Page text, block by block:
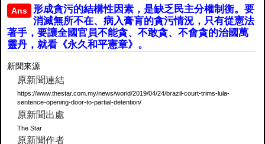
Ans
形成貪污的結構性因素，是缺乏民主分權制衡。要
消滅無所不在、病入膏肓的貪污情況，只有從憲法
著手，要讓全國官員不能貪、不敢貪、不會貪的治國萬
靈丹，就看《永久和平憲章》。
新聞來源
原新聞連結
https://www.thestar.com.my/news/world/2019/04/24/brazil-court-trims-lula-
sentence-opening-door-to-partial-detention/
原新聞出處
The Star
原新聞作者